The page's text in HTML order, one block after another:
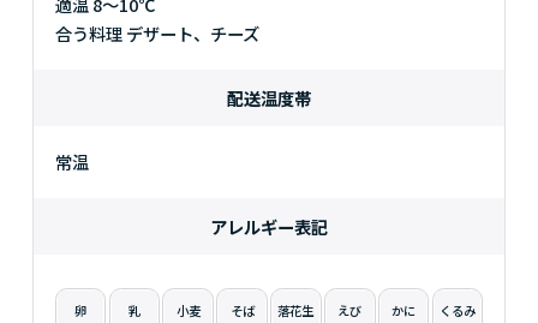
合う料理 デザート、チーズ
配送温度帯
常温
アレルギー表記
卵 乳 小麦 そば 落花生 えび かに くるみ